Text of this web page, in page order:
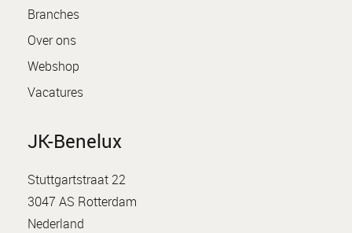
Branches
Over ons
Webshop
Vacatures
JK-Benelux
Stuttgartstraat 22
3047 AS Rotterdam
Nederland